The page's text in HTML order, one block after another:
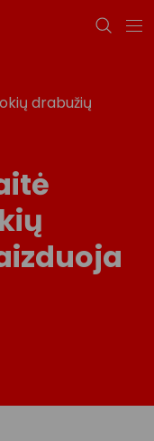
drabužių